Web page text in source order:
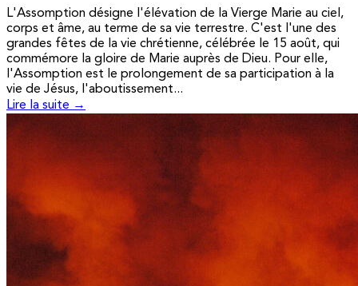
L'Assomption désigne l'élévation de la Vierge Marie au ciel,
corps et âme, au terme de sa vie terrestre. C'est l'une des
grandes fêtes de la vie chrétienne, célébrée le 15 août, qui
commémore la gloire de Marie auprès de Dieu. Pour elle,
l'Assomption est le prolongement de sa participation à la
vie de Jésus, l'aboutissement...
Lire la suite →